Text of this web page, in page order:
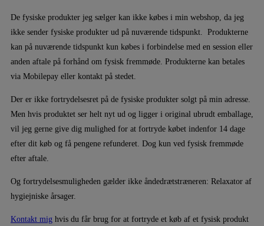
De fysiske produkter jeg sælger kan ikke købes i min webshop, da jeg
ikke sender fysiske produkter ud på nuværende tidspunkt. Produkterne
kan på nuværende tidspunkt kun købes i forbindelse med en session eller
anden aftale på forhånd om fysisk fremmøde. Produkterne kan betales
via Mobilepay eller kontakt på stedet.
Der er ikke fortrydelsesret på de fysiske produkter solgt på min adresse.
Men hvis produktet ser helt nyt ud og ligger i original ubrudt emballage,
vil jeg gerne give dig mulighed for at fortryde købet indenfor 14 dage
efter dit køb og få pengene refunderet. Dog kun ved fysisk fremmøde
efter aftale.
Og fortrydelsesmuligheden gælder ikke åndedrætstræneren: Relaxator af
hygiejniske årsager.
Kontakt mig hvis du får brug for at fortryde et køb af et fysisk produkt